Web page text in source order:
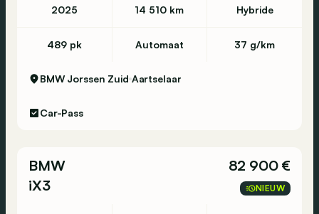
2025 14 510 km Hybride
489 pk Automaat 37 g/km
BMW Jorssen Zuid Aartselaar
Car-Pass
BMW
iX3
82 900 €
NIEUW